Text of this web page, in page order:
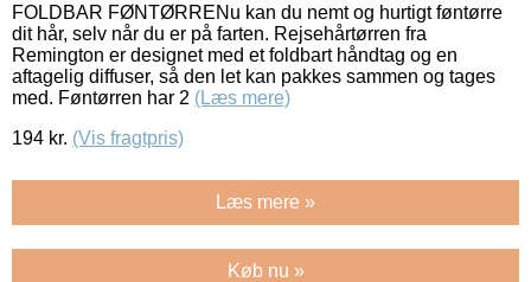
FOLDBAR FØNTØRRENu kan du nemt og hurtigt føntørre
dit hår, selv når du er på farten. Rejsehårtørren fra
Remington er designet med et foldbart håndtag og en
aftagelig diffuser, så den let kan pakkes sammen og tages
med. Føntørren har 2 (Læs mere)
194 kr. (Vis fragtpris)
Læs mere »
Køb nu »